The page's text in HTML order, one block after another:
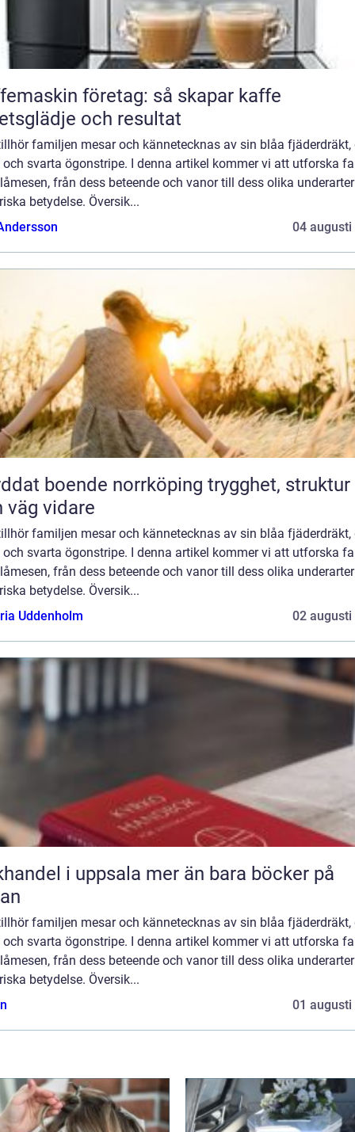
företag: så skapar kaffe
och resultat
familjen mesar och kännetecknas av sin blåa fjäderdräkt,
och svarta ögonstripe. I denna artikel kommer vi att utforska
från dess beteende och vanor till dess olika
betydelse. Översik...
04 augusti
boende norrköping trygghet, struktur
väg vidare
familjen mesar och kännetecknas av sin blåa fjäderdräkt,
och svarta ögonstripe. I denna artikel kommer vi att utforska
från dess beteende och vanor till dess olika
betydelse. Översik...
Uddenholm
02 augusti
i uppsala mer än bara böcker på
familjen mesar och kännetecknas av sin blåa fjäderdräkt,
och svarta ögonstripe. I denna artikel kommer vi att utforska
från dess beteende och vanor till dess olika
betydelse. Översik...
01 augusti